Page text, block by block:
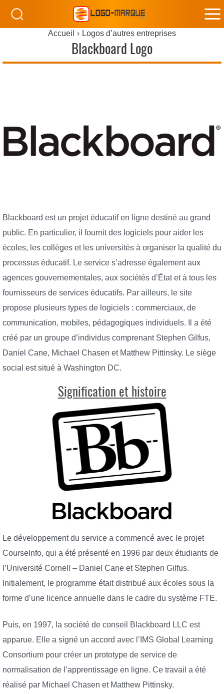
Accueil Logos d’autres entreprises
Blackboard Logo
Blackboard est un projet éducatif en ligne destiné au grand
public. En particulier, il fournit des logiciels pour aider les
écoles, les collèges et les universités à organiser la qualité du
processus éducatif. Le service s’adresse également aux
agences gouvernementales, aux sociétés d’État et à tous les
fournisseurs de services éducatifs. Par ailleurs, le site
propose plusieurs types de logiciels : commerciaux, de
communication, mobiles, pédagogiques individuels. Il a été
créé par un groupe d’individus comprenant Stephen Gilfus,
Daniel Cane, Michael Chasen et Matthew Pittinsky. Le siège
social est situé à Washington DC.
Signification et histoire
Le développement du service a commencé avec le projet
CourseInfo, qui a été présenté en 1996 par deux étudiants de
l’Université Cornell – Daniel Cane et Stephen Gilfus.
Initialement, le programme était distribué aux écoles sous la
forme d’une licence annuelle dans le cadre du système FTE.
Puis, en 1997, la société de conseil Blackboard LLC est
apparue. Elle a signé un accord avec l’IMS Global Learning
Consortium pour créer un prototype de service de
normalisation de l’apprentissage en ligne. Ce travail a été
réalisé par Michael Chasen et Matthew Pittinsky.